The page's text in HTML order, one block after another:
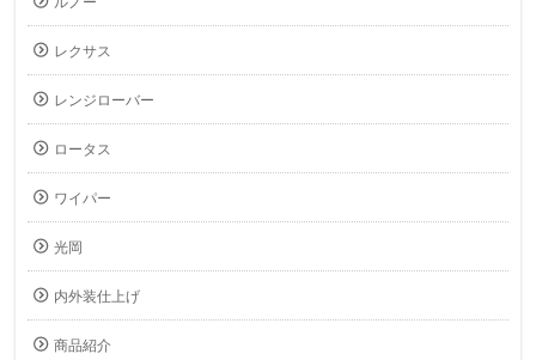
レクサス
レンジローバー
ロータス
ワイパー
光岡
内外装仕上げ
商品紹介